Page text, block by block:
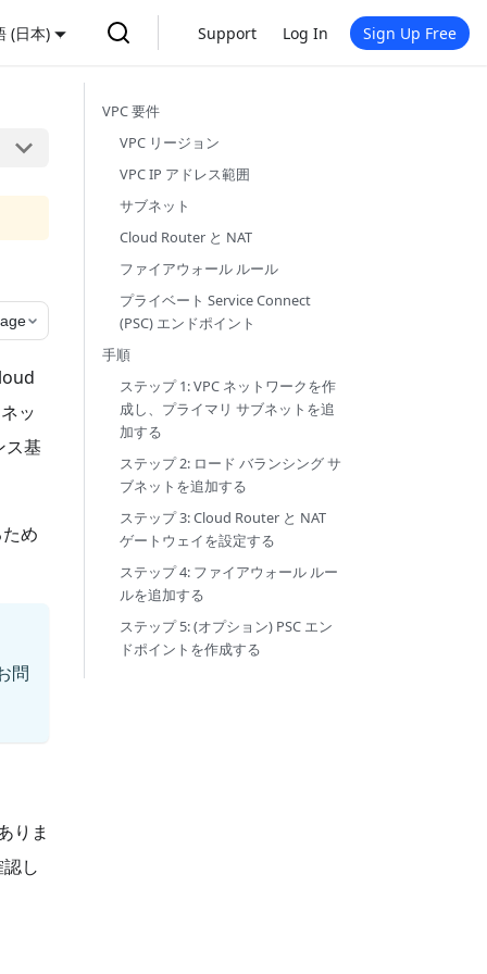
(日本) Support Log In Sign Up Free
ッ
ス基
め
問
りま
し
VPC 要件
VPC リージョン
VPC IP アドレス範囲
サブネット
Cloud Router と NAT
ファイアウォール ルール
プライベート Service Connect
(PSC) エンドポイント
手順
ステップ 1: VPC ネットワークを作
成し、プライマリ サブネットを追
加する
ステップ 2: ロード バランシング サ
ブネットを追加する
ステップ 3: Cloud Router と NAT
ゲートウェイを設定する
ステップ 4: ファイアウォール ルー
ルを追加する
ステップ 5: (オプション) PSC エン
ドポイントを作成する